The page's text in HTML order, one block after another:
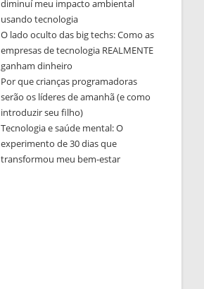
diminuí meu impacto ambiental
usando tecnologia
O lado oculto das big techs: Como as
empresas de tecnologia REALMENTE
ganham dinheiro
Por que crianças programadoras
serão os líderes de amanhã (e como
introduzir seu filho)
Tecnologia e saúde mental: O
experimento de 30 dias que
transformou meu bem-estar